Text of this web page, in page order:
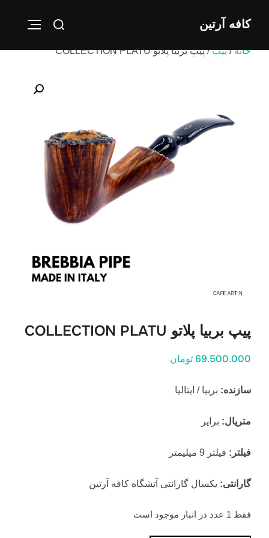
کافه آرتین
Search
خانه/پیپ/ پیپ بربیا پلاتو COLLECTION PLATU
پیپ بربیا پلاتو COLLECTION PLATU
69.500.000 تومان
سازنده: بربیا / ایتالیا
متریال: برایر
فیلتر: فیلتر 9 میلیمتر
گارانتی: یکسال گارانتی آتشگاه کافه آرتین
فقط 1 عدد در انبار موجود است